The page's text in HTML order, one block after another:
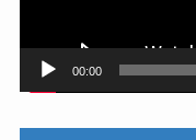
00:00